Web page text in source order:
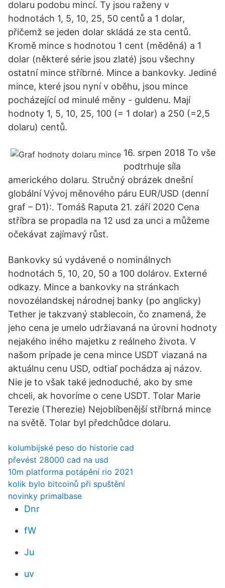
dolaru podobu mincí. Ty jsou raženy v
hodnotách 1, 5, 10, 25, 50 centů a 1 dolar,
přičemž se jeden dolar skládá ze sta centů.
Kromě mince s hodnotou 1 cent (měděná) a 1
dolar (některé série jsou zlaté) jsou všechny
ostatní mince stříbrné. Mince a bankovky. Jediné
mince, které jsou nyní v oběhu, jsou mince
pocházející od minulé měny - guldenu. Mají
hodnoty 1, 5, 10, 25, 100 (= 1 dolar) a 250 (=2,5
dolaru) centů.
16. srpen 2018 To vše
podtrhuje síla
amerického dolaru. Stručný obrázek dnešní
globální Vývoj měnového páru EUR/USD (denní
graf – D1):. Tomáš Raputa 21. září 2020 Cena
stříbra se propadla na 12 usd za unci a můžeme
očekávat zajímavý růst.
Bankovky sú vydávené o nominálnych
hodnotách 5, 10, 20, 50 a 100 dolárov. Externé
odkazy. Mince a bankovky na stránkach
novozélandskej národnej banky (po anglicky)
Tether je takzvaný stablecoin, čo znamená, že
jeho cena je umelo udržiavaná na úrovni hodnoty
nejakého iného majetku z reálneho života. V
našom prípade je cena mince USDT viazaná na
aktuálnu cenu USD, odtiaľ pochádza aj názov.
Nie je to však také jednoduché, ako by sme
chceli, ak hovoríme o cene USDT. Tolar Marie
Terezie (Therezie) Nejoblíbenější stříbrná mince
na světě. Tolar byl předchůdce dolaru.
kolumbijské peso do historie cad
převést 28000 cad na usd
10m platforma potápění rio 2021
kolik bylo bitcoinů při spuštění
novinky primalbase
Dnr
fW
Ju
uv